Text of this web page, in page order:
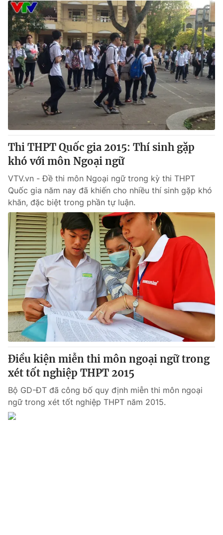
Thi THPT Quốc gia 2015: Thí sinh gặp
khó với môn Ngoại ngữ
VTV.vn - Đề thi môn Ngoại ngữ trong kỳ thi THPT
Quốc gia năm nay đã khiến cho nhiều thí sinh gặp khó
khăn, đặc biệt trong phần tự luận.
Điều kiện miễn thi môn ngoại ngữ trong
xét tốt nghiệp THPT 2015
Bộ GD-ĐT đã công bố quy định miễn thi môn ngoại
ngữ trong xét tốt nghiệp THPT năm 2015.